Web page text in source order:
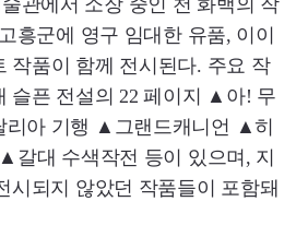
흥군에 영구 임대한 유품, 이이
작품이 함께 전시된다. 주요 작
픈 전설의 22 페이지 ▲아! 무
아 기행 ▲그랜드캐니언 ▲히
대 수색작전 등이 있으며, 지
시되지 않았던 작품들이 포함돼